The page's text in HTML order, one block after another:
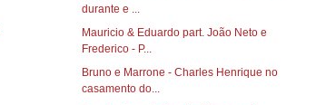
durante e ...
Mauricio & Eduardo part. João Neto e
Frederico - P...
Bruno e Marrone - Charles Henrique no
casamento do...